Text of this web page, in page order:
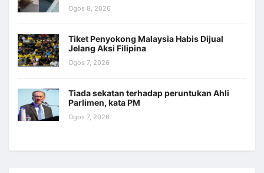
Ogos 8, 2026
Tiket Penyokong Malaysia Habis Dijual
Jelang Aksi Filipina
Ogos 7, 2026
Tiada sekatan terhadap peruntukan Ahli
Parlimen, kata PM
Ogos 7, 2026